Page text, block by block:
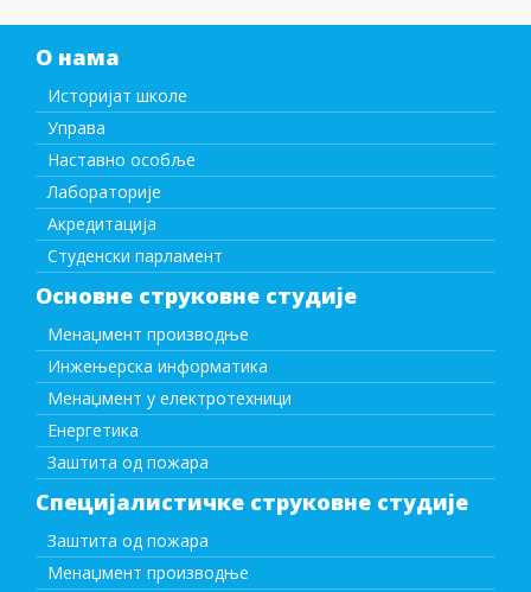
О нама
Историјат школе
Управа
Наставно особље
Лабораторије
Акредитација
Студенски парламент
Основне струковне студије
Менаџмент производње
Инжењерска информатика
Менаџмент у електротехници
Енергетика
Заштита од пожара
Специјалистичке струковне студије
Заштита од пожара
Менаџмент производње